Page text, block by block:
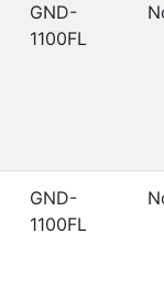
GND-
1100FL
GND-
1100FL